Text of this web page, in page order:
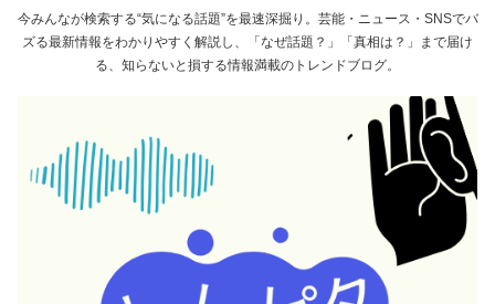
今みんなが検索する“気になる話題”を最速深掘り。芸能・ニュース・SNSでバ
ズる最新情報をわかりやすく解説し、「なぜ話題？」「真相は？」まで届け
る、知らないと損する情報満載のトレンドブログ。